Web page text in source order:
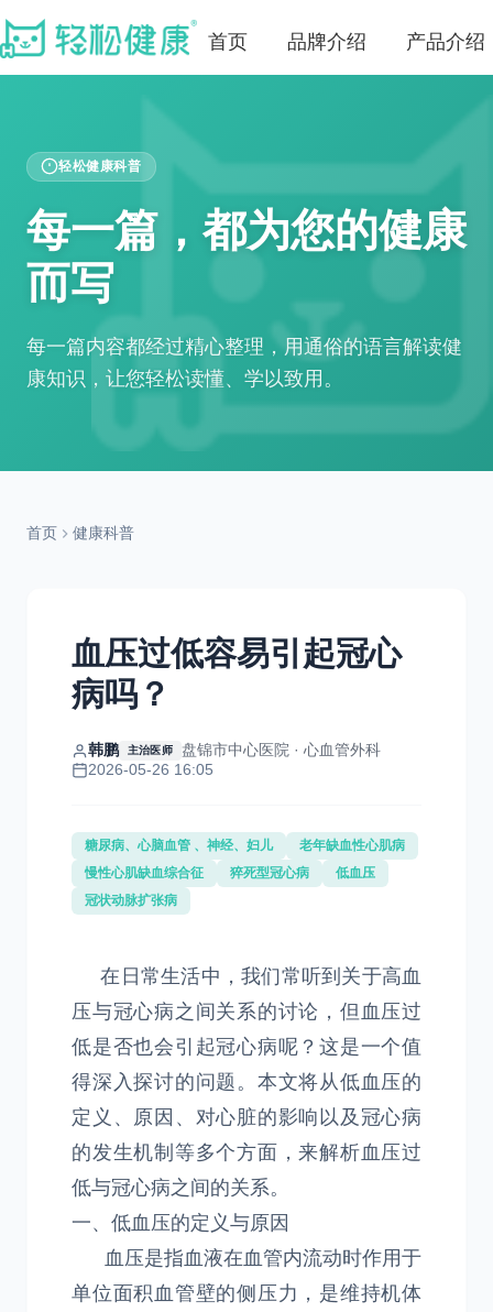
首页 品牌介绍 产品介绍
轻松健康科普
每一篇，都为您的健康
而写
每一篇内容都经过精心整理，用通俗的语言解读健
康知识，让您轻松读懂、学以致用。
首页 健康科普
血压过低容易引起冠心
病吗？
韩鹏 主治医师
盘锦市中心医院 · 心血管外科
2026-05-26 16:05
糖尿病、心脑血管 、神经、妇儿
老年缺血性心肌病
慢性心肌缺血综合征
猝死型冠心病
低血压
冠状动脉扩张病
在日常生活中，我们常听到关于高血
压与冠心病之间关系的讨论，但血压过
低是否也会引起冠心病呢？这是一个值
得深入探讨的问题。本文将从低血压的
定义、原因、对心脏的影响以及冠心病
的发生机制等多个方面，来解析血压过
低与冠心病之间的关系。
一、低血压的定义与原因
血压是指血液在血管内流动时作用于
单位面积血管壁的侧压力，是维持机体